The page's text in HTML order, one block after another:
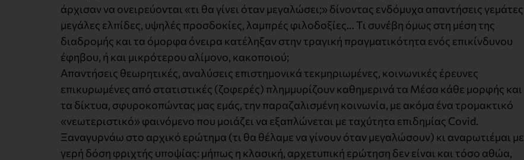
άρχισαν να ονειρεύονται «τι θα γίνει όταν μεγαλώσει;» δίνοντας ενδόμυχα απαντήσεις γεμάτες
μεγάλες ελπίδες, υψηλές προσδοκίες, λαμπρές φιλοδοξίες… Τι συνέβη όμως στη μέση της
διαδρομής και τα όμορφα όνειρα κατέληξαν στην τραγική πραγματικότητα ενός επικίνδυνου
έφηβου, ή και μικρότερου αλίμονο, κακοποιού;
Απαντήσεις θεωρητικές, αναλύσεις επιστημονικά τεκμηριωμένες, κοινωνικές έρευνες
επικυρωμένες από στατιστικές (ζοφερές) πλημμυρίζουν καθημερινά τα Μέσα κάθε μορφής και
τα δίκτυα, σφυροκοπώντας μας εμάς, την παραζαλισμένη κοινωνία, με ακόμα ένα τρομακτικό
«νεωτεριστικό» φαινόμενο που μοιάζει να εξαπλώνεται με ταχύτητα επιδημίας Covid.
Ξαναγυρνάω στο αρχικό ερώτημα (τι θα θέλαμε να γίνουν όταν μεγαλώσουν) κι αναρωτιέμαι με
γερή δόση φριχτής υποψίας: μήπως η κλασική, αρχετυπική ερώτηση δεν είναι και τόσο αθώα,